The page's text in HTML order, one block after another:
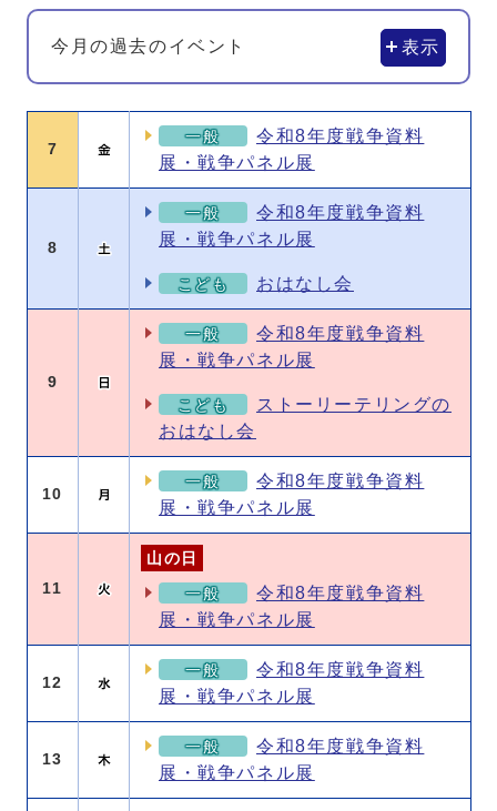
今月の過去のイベント 表示
イベント 8月の詳細
7
一般
令和8年度戦争資料
展・戦争パネル展
8
一般
令和8年度戦争資料
展・戦争パネル展
こども おはなし会
9
一般
令和8年度戦争資料
展・戦争パネル展
こども
ストーリーテリングの
おはなし会
10
一般
令和8年度戦争資料
展・戦争パネル展
11
山の日
一般
令和8年度戦争資料
展・戦争パネル展
12
一般
令和8年度戦争資料
展・戦争パネル展
13
一般
令和8年度戦争資料
展・戦争パネル展